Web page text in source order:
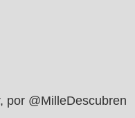
por @MilleDescubren